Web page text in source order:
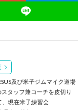
及び米子ジムマイク道場
タッフ兼コーチを皮切り
現在米子練習会